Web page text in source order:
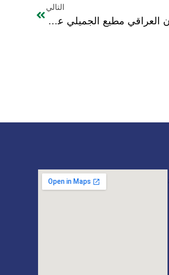
التالي
افتتاح المعرض الفردي الثاني عشر للفنان العراقي مطيع الجميلي على قاعة مجلس الاعمال العراقي